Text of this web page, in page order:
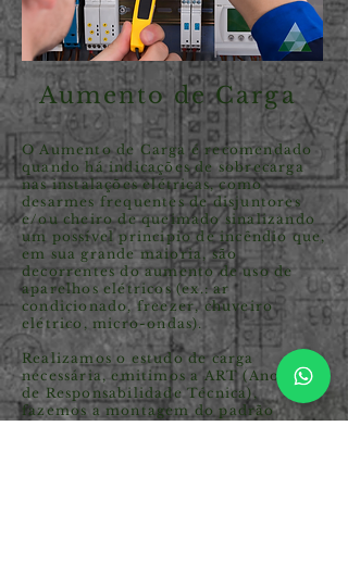
Aumento de Carga
O Aumento de Carga é recomendado
quando há indicações de sobrecarga
nas instalações elétricas, como
desarmes frequentes de disjuntores
e/ou cheiro de queimado sinalizando
um possível principio de incêndio que,
em sua grande maioria, são
decorrentes do aumento de uso de
aparelhos elétricos (ex.: ar
condicionado, freezer, chuveiro
elétrico, micro-ondas).
Realizamos o estudo de carga
necessária, emitimos a ART (Anotação
de Responsabilidade Técnica),
fazemos a montagem do padrão